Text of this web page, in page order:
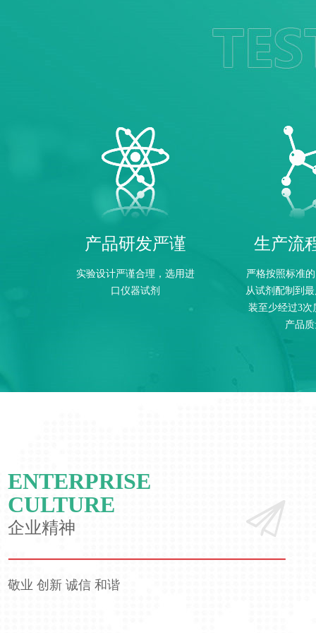
产品研发严谨
实验设计严谨合理，选用进
口仪器试剂
生产流
严格按照标准
从试剂配制到
装至少经过3次
产品
ENTERPRISE
CULTURE
企业精神
敬业 创新 诚信 和谐